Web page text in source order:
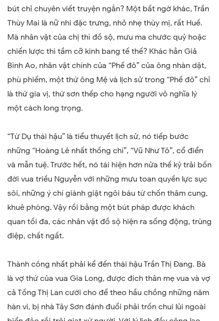
bút chỉ chuyên viết truyện ngắn? Một bất ngờ khác, Trần
Thùy Mai là nữ nhi đặc trưng, nhỏ nhẹ thùy mị, rất Huế.
Mà nhân vật của chị thì đồ sộ, mưu ma chước quỷ hoặc
chiến lược thì tầm cỡ kinh bang tế thế? Khác hẳn Giả
Bình Ao, nhân vật chính của “Phế đô” của ông nhàn dật,
phù phiếm, một thứ ông Mệ và lịch sử trong “Phế đô” chỉ
là thứ gia vị, thứ sơn thếp cho hạng người vô nghĩa lý
một cách long trọng.
“Từ Dụ thái hậu” là tiểu thuyết lịch sử, nó tiếp bước
những “Hoàng Lê nhất thống chí”, “Vũ Như Tô”, cổ điển
và mẫn tuệ. Trước hết, nó tái hiện hơn nửa thế kỷ trải bốn
đời vua triều Nguyễn với những mưu toan quyền lực sục
sôi, những ý chí giành giật ngôi báu từ chốn thâm cung,
khuê phòng. Vậy rồi bằng một bút pháp được khách
quan tối đa, các nhân vật đồ sộ hiện ra sống động, trùng
điệp, chất ngất.
Thành công nhất phải kể đến thái hậu Trần Thị Đang. Bà
là vợ thứ của vua Gia Long, được đích thân mẹ vua và vợ
cả Tống Thị Lan cưới cho để theo hầu chồng những năm
hàn vi, bị nhà Tây Sơn đánh đuổi phải trốn chui lủi ngoài